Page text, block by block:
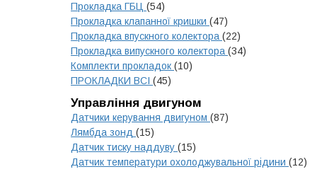
Прокладка ГБЦ (54)
Прокладка клапанної кришки (47)
Прокладка впускного колектора (22)
Прокладка випускного колектора (34)
Комплекти прокладок (10)
ПРОКЛАДКИ ВСІ (45)
Управління двигуном
Датчики керування двигуном (87)
Лямбда зонд (15)
Датчик тиску наддуву (15)
Датчик температури охолоджувальної рідини (12)